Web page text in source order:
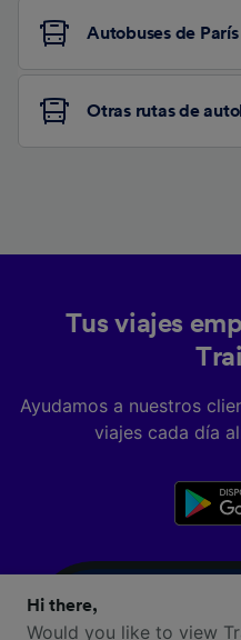
Autobuses de París
Otras rutas de
Tus viajes
Ayudamos a nuestros
viajes cada día
Hi there,
Would you like to view